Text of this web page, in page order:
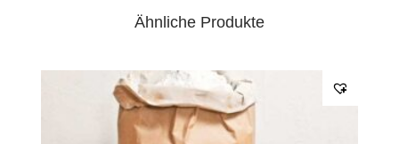
alle Inhaltstoffe sind natürlicher Herkunft
Ähnliche Produkte